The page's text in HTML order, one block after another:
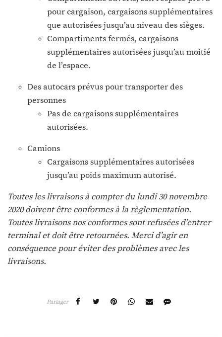
pour cargaison, cargaisons supplémentaires
que autorisées jusqu’au niveau des sièges.
Compartiments fermés, cargaisons
supplémentaires autorisées jusqu’au moitié
de l’espace.
Des autocars prévus pour transporter des
personnes
Pas de cargaisons supplémentaires
autorisées.
Camions
Cargaisons supplémentaires autorisées
jusqu’au poids maximum autorisé.
Toutes les livraisons à compter du lundi 30 novembre
2020 doivent être conformes à la règlementation.
Toutes livraisons nos conformes sont refusées d’entrer
terminal et doit être retournées. Merci d’agir en
conséquence pour éviter des problèmes avec les
livraisons.
Partager